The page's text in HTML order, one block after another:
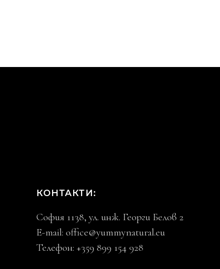
КОНТАКТИ:
София 1138, ул. инж. Георги Белов 2
E-mail: office@yummynatural.eu
Телефон: +359 899 154 928